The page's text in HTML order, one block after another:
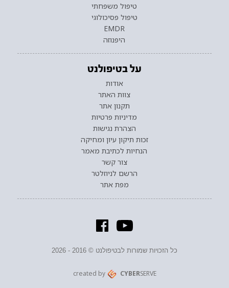
טיפול משפחתי
טיפול פסיכולוגי
EMDR
היפנוזה
על בטיפולנט
אודות
צוות האתר
תקנון אתר
מדיניות פרטיות
הצהרת נגישות
זכות תיקון עיון ומחיקה
הנחיות לכתיבת מאמר
צור קשר
הרשם לניוזלטר
מפת אתר
כל הזכויות שמורות לבטיפולנט © 2016 - 2026
created by CYBERSERVE